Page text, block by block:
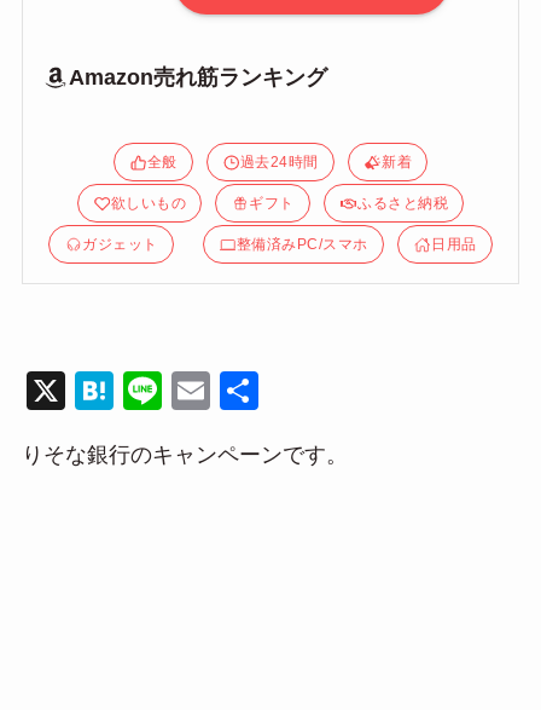
Amazon売れ筋ランキング
全般 過去24時間 新着
欲しいもの ギフト ふるさと納税
ガジェット 整備済みPC/スマホ 日用品
X
H
e
Li
e
E
ail
りそな銀行のキャンペーンです。